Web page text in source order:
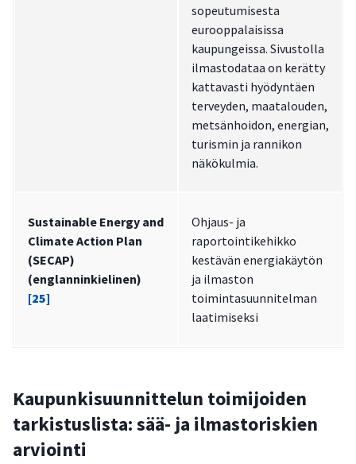
sopeutumisesta
eurooppalaisissa
kaupungeissa. Sivustolla
ilmastodataa on kerätty
kattavasti hyödyntäen
terveyden, maatalouden,
metsänhoidon, energian,
turismin ja rannikon
näkökulmia.
Sustainable Energy and
Climate Action Plan
(SECAP)
(englanninkielinen)
[25]
Ohjaus- ja
raportointikehikko
kestävän energiakäytön
ja ilmaston
toimintasuunnitelman
laatimiseksi
Kaupunkisuunnittelun toimijoiden
tarkistuslista: sää- ja ilmastoriskien
arviointi